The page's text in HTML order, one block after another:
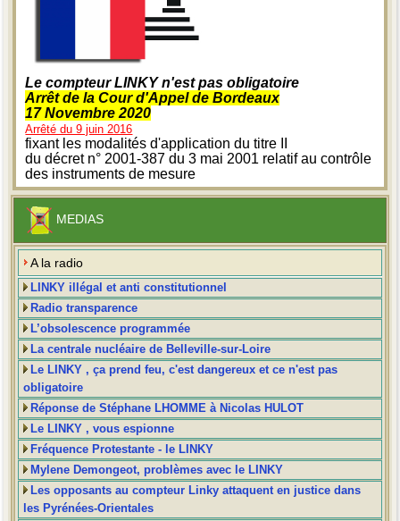
Le compteur LINKY n'est pas obligatoire
Arrêt de la Cour d'Appel de Bordeaux
17 Novembre 2020
Arrêté du 9 juin 2016
fixant les modalités d'application du titre II
du décret n° 2001-387 du 3 mai 2001 relatif au contrôle
des instruments de mesure
MEDIAS
A la radio
LINKY illégal et anti constitutionnel
Radio transparence
L’obsolescence programmée
La centrale nucléaire de Belleville-sur-Loire
Le LINKY , ça prend feu, c'est dangereux et ce n'est pas
obligatoire
Réponse de Stéphane LHOMME à Nicolas HULOT
Le LINKY , vous espionne
Fréquence Protestante - le LINKY
Mylene Demongeot, problèmes avec le LINKY
Les opposants au compteur Linky attaquent en justice dans
les Pyrénées-Orientales